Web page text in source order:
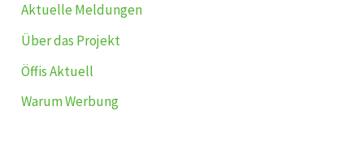
Aktuelle Meldungen
Über das Projekt
Öffis Aktuell
Warum Werbung